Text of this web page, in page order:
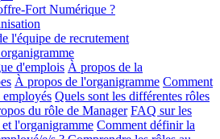
Fort Numérique ?
l'équipe de recrutement
d'emplois À propos de la
À propos de l'organigramme Comment
employés Quels sont les différentes rôles
du rôle de Manager FAQ sur les
l'organigramme Comment définir la